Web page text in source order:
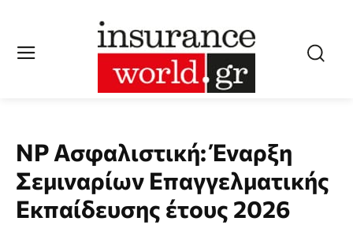
NP Ασφαλιστική: Έναρξη
Σεμιναρίων Επαγγελματικής
Εκπαίδευσης έτους 2026